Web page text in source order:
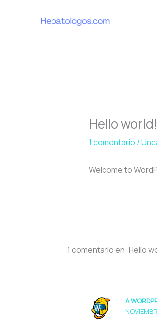
Hello world!
1 comentario /
Welcome to
1 comentario en “Hello
A